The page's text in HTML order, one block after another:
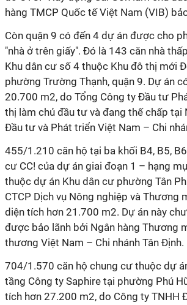
hàng TMCP Quốc tế Việt Nam (VIB)
Còn quận 9 có đến 4 dự án được cho
"nhà ở trên giấy". Đó là 143 căn nhà
Khu dân cư số 4 thuộc Khu đô thị mới
phường Trường Thạnh, quận 9. Dự án
20.700 m2, do Tổng Công ty Đầu tư
thị làm chủ đầu tư và đang thế chấp tại
Đầu tư và Phát triển Việt Nam – Chi
455/1.210 căn hộ tại ba khối B4, B5,
cư CC! của dự án giai đoạn 1 – hạng
thuộc dự án Khu dân cư phường Tân
CTCP Dịch vụ Nông nghiệp và Thương
diện tích hơn 21.700 m2. Dự án này
được bảo lãnh bởi Ngân hàng Thương
thương Việt Nam – Chi nhánh Tân Định.
704/1.570 căn hộ chung cư thuộc dự
tầng Công ty Saphire tại phường Phú
tích hơn 27.200 m2, do Công ty TNHH